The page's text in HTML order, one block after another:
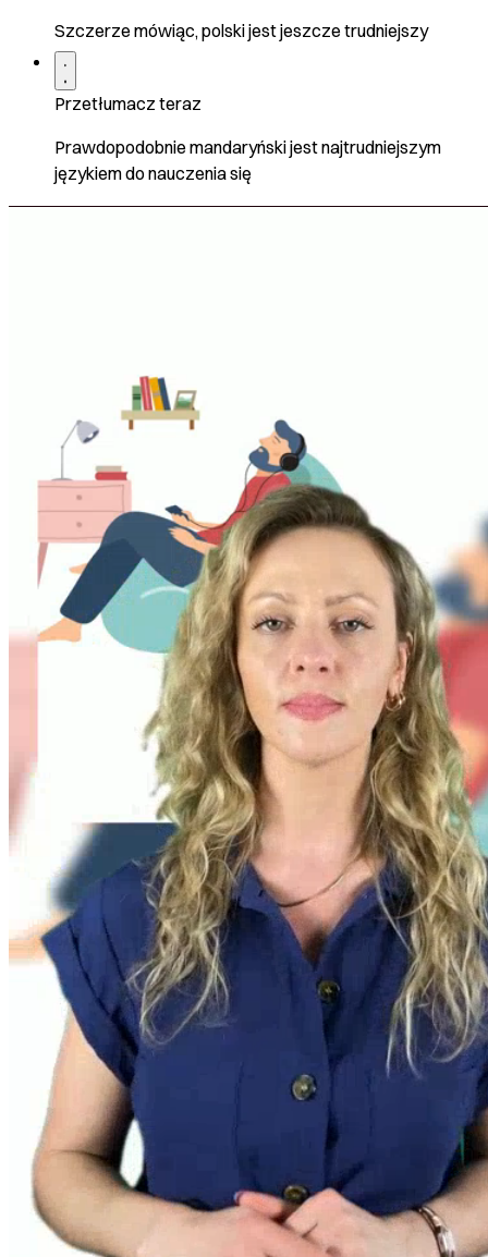
Szczerze mówiąc, polski jest jeszcze trudniejszy
Przetłumacz teraz
Prawdopodobnie mandaryński jest najtrudniejszym
językiem do nauczenia się